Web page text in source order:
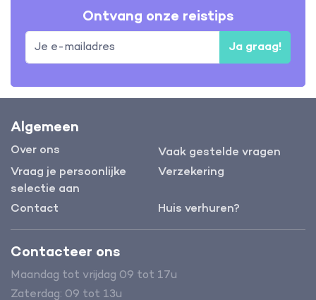
Ontvang onze reistips
Ja graag!
Algemeen
Over ons
Vaak gestelde vragen
Vraag je persoonlijke
selectie aan
Verzekering
Contact Huis verhuren?
Contacteer ons
Maandag tot vrijdag 09 tot 17u
Zaterdag: 09 tot 13u